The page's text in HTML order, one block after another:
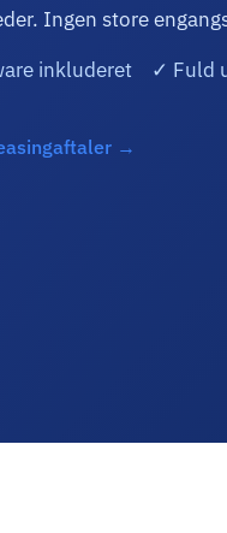
Ingen store
inkluderet ✓ Fuld
→